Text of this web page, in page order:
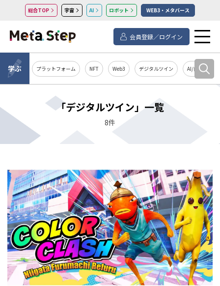
総合TOP 宇宙 AI ロボット WEB3・メタバース
会員登録／ログイン
学ぶ プラットフォーム NFT Web3 デジタルツイン AI/自然言語処
「デジタルツイン」一覧
8件